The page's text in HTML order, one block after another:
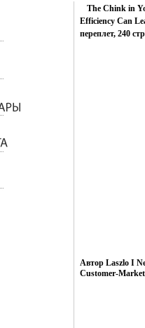
The Chink in
Efficiency Can
переплет, 240
Автор Laszlo I
Customer-Market